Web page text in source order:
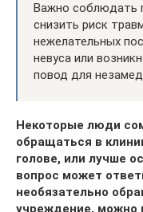
Важно соблюдать
снизить риск
нежелательных
невуса или
повод для
Некоторые люди
обращаться в
голове, или лучше
вопрос может
необязательно
учреждение, можно